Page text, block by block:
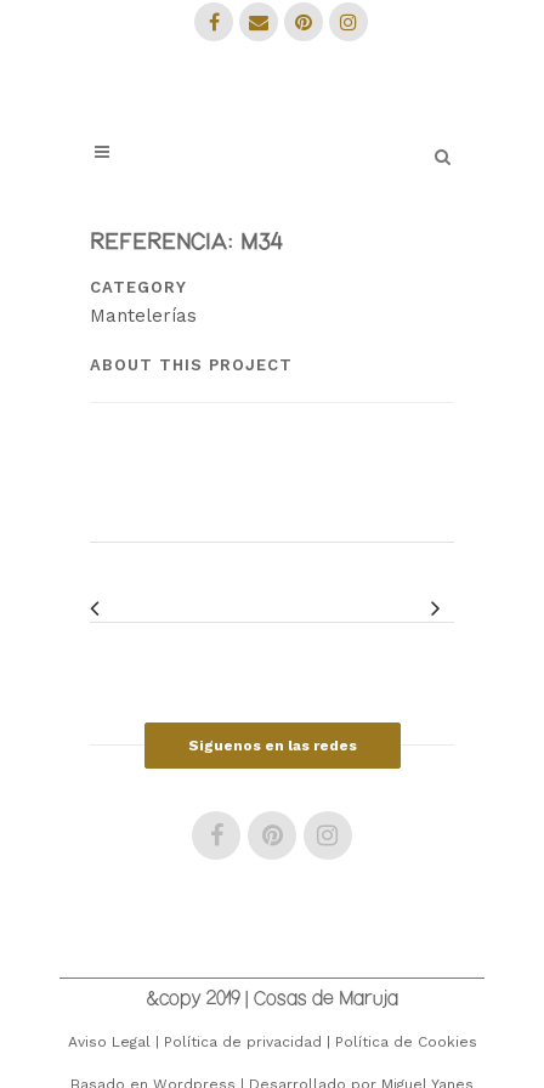
REFERENCIA: M34
CATEGORY
Mantelerías
ABOUT THIS PROJECT
Siguenos en las redes
&copy 2019 | Cosas de Maruja
Aviso Legal | Política de privacidad | Política de Cookies
Basado en Wordpress | Desarrollado por Miguel Yanes